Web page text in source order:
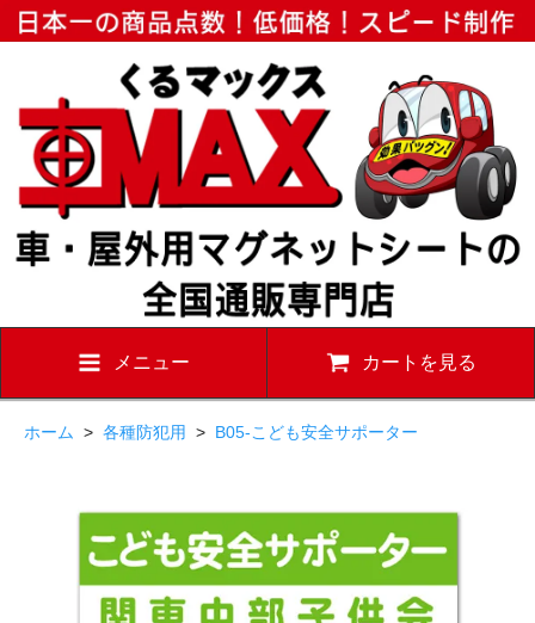
メニュー カートを見る
ホーム > 各種防犯用 > B05-こども安全サポーター